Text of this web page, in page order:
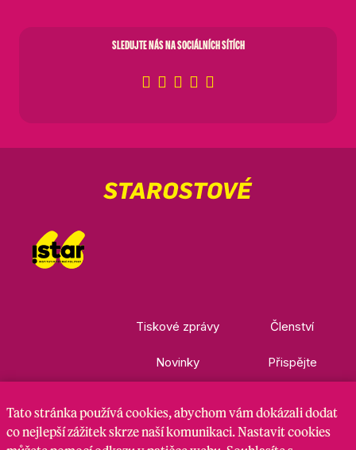
SLEDUJTE NÁS NA SOCIÁLNÍCH SÍTÍCH
Tiskové zprávy
Novinky
Členství
Přispějte
Tato stránkapoužívá cookies, abychom vám dokázali dodat
co nejlepší zážitek skrze naší komunikaci. Nastavit cookies